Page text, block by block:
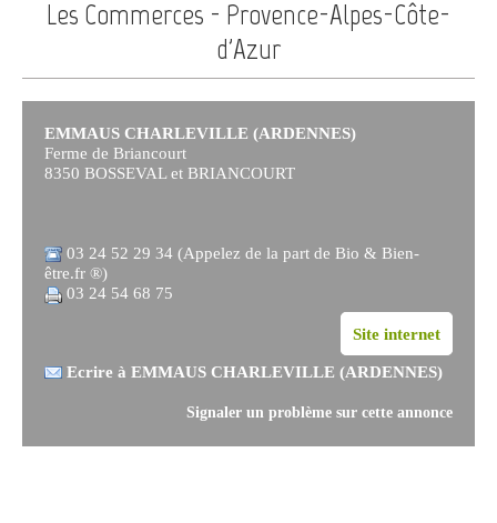
Les Commerces - Provence-Alpes-Côte-
d'Azur
EMMAUS CHARLEVILLE (ARDENNES)
Ferme de Briancourt
8350 BOSSEVAL et BRIANCOURT
03 24 52 29 34 (Appelez de la part de Bio & Bien-
être.fr ®)
03 24 54 68 75
Site internet
Ecrire à EMMAUS CHARLEVILLE (ARDENNES)
Signaler un problème sur cette annonce